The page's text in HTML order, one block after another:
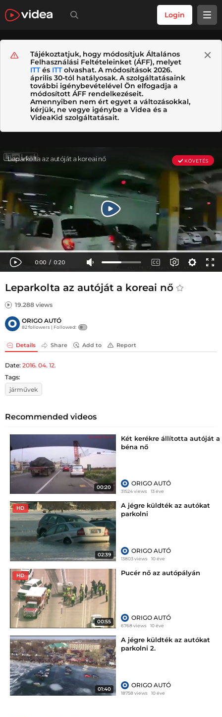
Login
Tájékoztatjuk, hogy módosítjuk Általános
Felhasználási Feltételeinket (ÁFF), melyet
ITTés ITTolvashat. A módosítások 2026.
április 30-tól hatályosak. A szolgáltatásaink
további igénybevételével Ön elfogadja a
módosított ÁFF rendelkezéseit.
Amennyiben nem ért egyet a változásokkal,
kérjük, ne vegye igénybe a Videa és a
VideaKid szolgáltatásait.
Leparkolta az autóját a koreai nő
19.288 views
ORIGO AUTÓ
82 followers | Followed:
Details Share Add to Report
Date: 2016. 04. 12.
Tags:
járművek
Recommended videos
00:20
Két kerékre állította autóját a
béna nő
ORIGO AUTÓ
31524 views 13 éve
HD
02:39
A jégre küldték az autókat
parkolni
ORIGO AUTÓ
13803 views 10 éve
HD
00:55
Pucér nő az autópályán
ORIGO AUTÓ
6768 views 10 éve
01:40
A jégre küldték az autókat
parkolni 2.
ORIGO AUTÓ
18758 views 10 éve